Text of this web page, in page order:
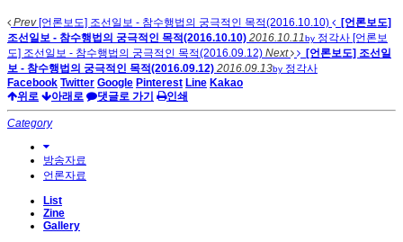
Prev[언론보도] 조선일보 - 참수행법의 궁극적인 목적(2016.10.10)
[언론보도]
조선일보 - 참수행법의 궁극적인 목적(2016.10.10) 2016.10.11by 정각사 [언론보
도] 조선일보 - 참수행법의 궁극적인 목적(2016.09.12) Next
[언론보도] 조선일
보 - 참수행법의 궁극적인 목적(2016.09.12) 2016.09.13by 정각사
Facebook Twitter Google Pinterest Line Kakao
위로
아래로 댓글로 가기 인쇄
Category
방송자료
언론자료
List
Zine
Gallery